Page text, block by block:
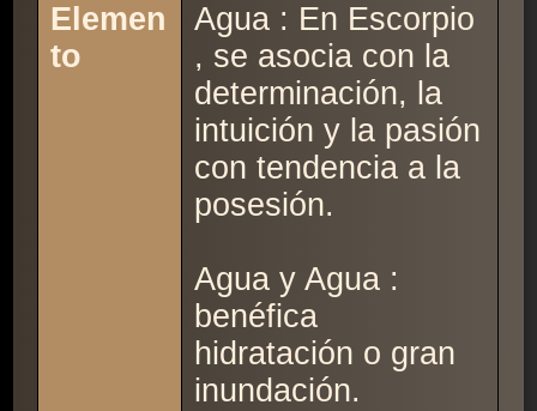
Elemen
to
Agua : En Escorpio
, se asocia con la
determinación, la
intuición y la pasión
con tendencia a la
posesión.
Agua y Agua :
benéfica
hidratación o gran
inundación.